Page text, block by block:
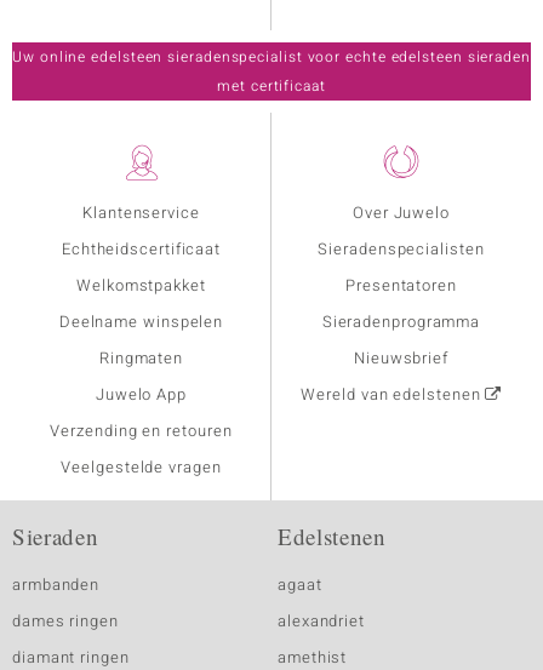
Klantenservice
Echtheidscertificaat
Welkomstpakket
Deelname winspelen
Ringmaten
Juwelo App
Verzending en retouren
Veelgestelde vragen
Over Juwelo
Sieradenspecialisten
Presentatoren
Sieradenprogramma
Nieuwsbrief
Wereld van edelstenen
Uw online edelsteen sieradenspecialist voor echte edelsteen sieraden
met certificaat
Sieraden
armbanden
dames ringen
diamant ringen
Edelstenen
agaat
alexandriet
amethist